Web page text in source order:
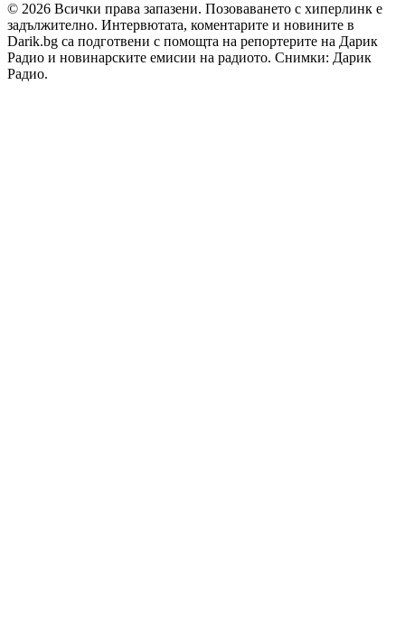
© 2026 Всички права запазени. Позоваването с хиперлинк е
задължително. Интервютата, коментарите и новините в
Darik.bg са подготвени с помощта на репортерите на Дарик
Радио и новинарските емисии на радиото. Снимки: Дарик
Радио.